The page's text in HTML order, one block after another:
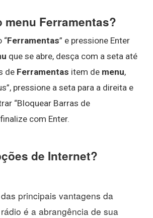
menu Ferramentas?
“Ferramentas” e pressione Enter
que se abre, desça com a seta até
de Ferramentas item de menu,
pressione a seta para a direita e
“Bloquear Barras de
finalize com Enter.
de Internet?
principais vantagens da
é a abrangência de sua